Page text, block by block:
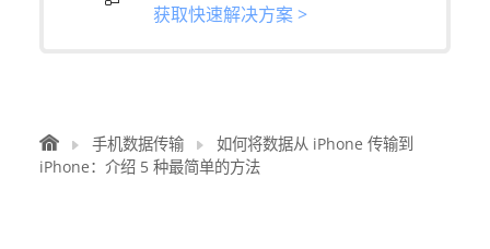
获取快速解决方案 >
手机数据传输
如何将数据从 iPhone 传输到
iPhone：介绍 5 种最简单的方法